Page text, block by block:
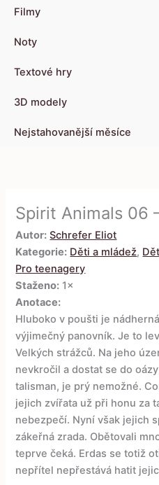
Filmy
Noty
Textové hry
3D modely
Nejstahovanější měsíce
Spirit Animals 06
Autor: Schrefer Eliot
Kategorie: Děti a mládež,
Pro teenagery
Staženo: 1×
Anotace:
Hluboko v poušti je
výjimečný panovník. Je to
Velkých strážců. Na jeho
nevkročil a dostat se do
talisman, je prý nemožné.
jejich zvířata už při honu za
nebezpečí. Nyní však jejich
zákeřná zrada. Obětovali
teprve čeká. Erdas se totiž
nepřítel nepřestává hatit